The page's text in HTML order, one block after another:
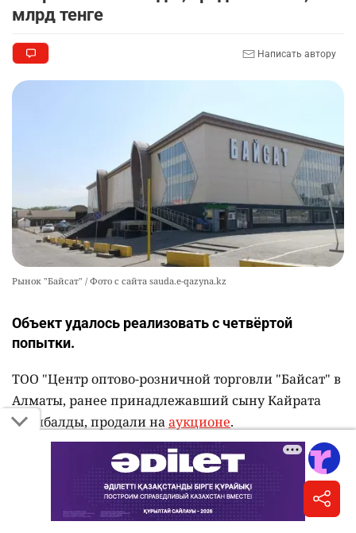
млрд тенге
Написать автору
Рынок "Байсат" / Фото с сайта sauda.e-qazyna.kz
Объект удалось реализовать с четвёртой
попытки.
ТОО "Центр оптово-розничной торговли "Байсат" в
Алматы, ранее принадлежавший сыну Кайрата
Сатыбалды, продали нааукционе.
Согласно данным электронной торговой
площадки, покупка 100% доли участия обошлась в
24 772 753 285 тенге.